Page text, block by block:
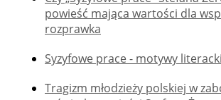
powieść mająca wartości dla
rozprawka
Syzyfowe prace - motywy
Tragizm młodzieży polskiej w